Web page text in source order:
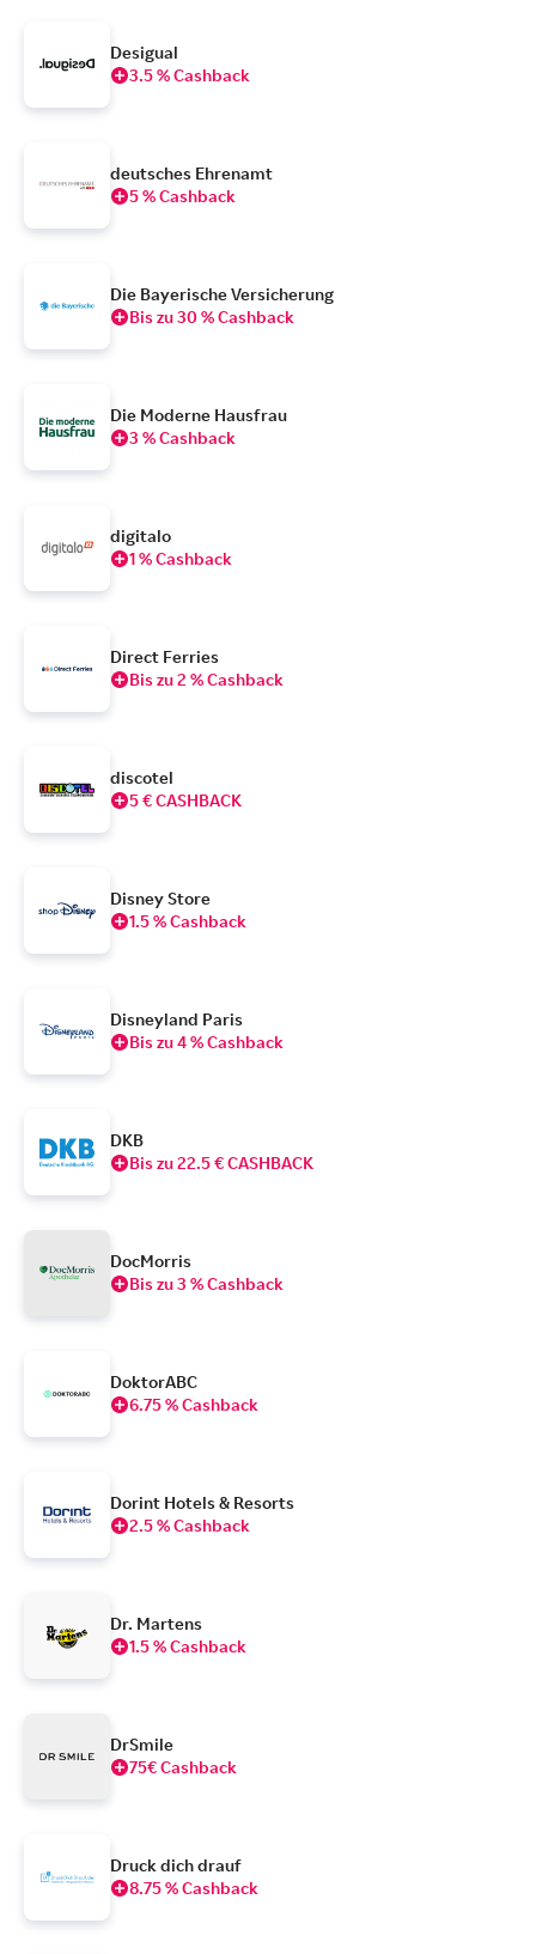
Desigual
3.5 % Cashback
deutsches Ehrenamt
5 % Cashback
Die Bayerische Versicherung
Bis zu 30 % Cashback
Die Moderne Hausfrau
3 % Cashback
digitalo
1 % Cashback
Direct Ferries
Bis zu 2 % Cashback
discotel
5 € CASHBACK
Disney Store
1.5 % Cashback
Disneyland Paris
Bis zu 4 % Cashback
DKB
Bis zu 22.5 € CASHBACK
DocMorris
Bis zu 3 % Cashback
DoktorABC
6.75 % Cashback
Dorint Hotels & Resorts
2.5 % Cashback
Dr. Martens
1.5 % Cashback
DrSmile
75€ Cashback
Druck dich drauf
8.75 % Cashback